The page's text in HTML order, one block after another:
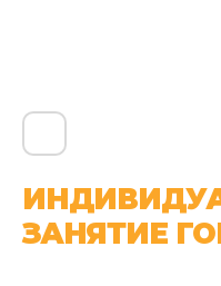
ЗАНЯТИЕ